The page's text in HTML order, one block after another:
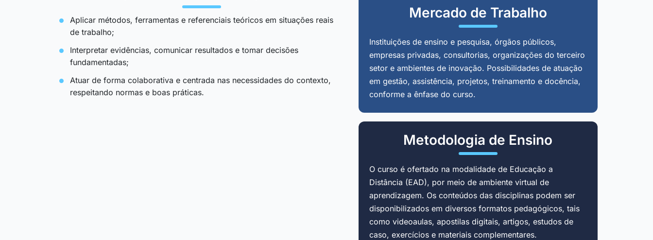
Aplicar métodos, ferramentas e referenciais teóricos em situações reais
de trabalho;
Interpretar evidências, comunicar resultados e tomar decisões
fundamentadas;
Atuar de forma colaborativa e centrada nas necessidades do contexto,
respeitando normas e boas práticas.
Mercado de Trabalho
Instituições de ensino e pesquisa, órgãos públicos,
empresas privadas, consultorias, organizações do terceiro
setor e ambientes de inovação. Possibilidades de atuação
em gestão, assistência, projetos, treinamento e docência,
conforme a ênfase do curso.
Metodologia de Ensino
O curso é ofertado na modalidade de Educação a
Distância (EAD), por meio de ambiente virtual de
aprendizagem. Os conteúdos das disciplinas podem ser
disponibilizados em diversos formatos pedagógicos, tais
como videoaulas, apostilas digitais, artigos, estudos de
caso, exercícios e materiais complementares.